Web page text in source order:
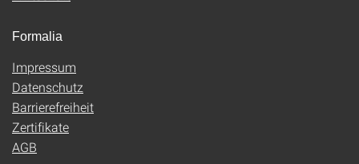
Formalia
Impressum
Datenschutz
Barrierefreiheit
Zertifikate
AGB